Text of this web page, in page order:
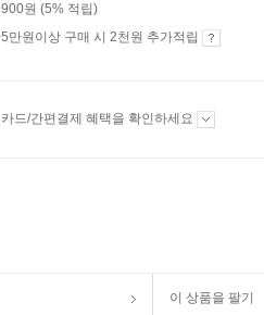
900원 (5% 적립)
5만원이상 구매 시 2천원 추가적립
카드/간편결제 혜택을 확인하세요
이 상품을 팔기